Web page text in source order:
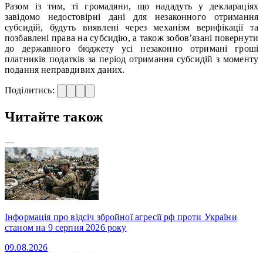
Разом із тим, ті громадяни, що нададуть у деклараціях
завідомо недостовірні дані для незаконного отримання
субсидій, будуть виявлені через механізм верифікації та
позбавлені права на субсидію, а також зобов’язані повернути
до державного бюджету усі незаконно отримані гроші
платників податків за період отримання субсидій з моменту
подання неправдивих даних.
Поділитись:
Читайте також
—
Інформація про відсіч збройної агресії рф проти України
станом на 9 серпня 2026 року
09.08.2026